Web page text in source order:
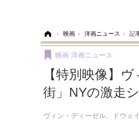
› 映画 › 洋画ニュース › 記
【特別映像】
街」NYの激走
ヴィン・ディーゼル、ドウェ
映画 洋画ニュース